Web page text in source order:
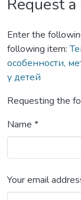
Request
Enter the
following item:
особенности,
у детей
Requesting the
Name *
Your email